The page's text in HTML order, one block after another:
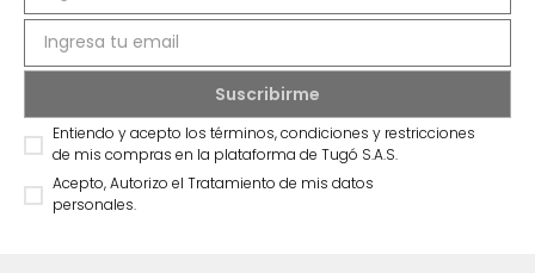
Entiendo y acepto los términos, condiciones y restricciones
de mis compras en la plataforma de Tugó S.A.S.
Acepto, Autorizo el Tratamiento de mis datos
personales.